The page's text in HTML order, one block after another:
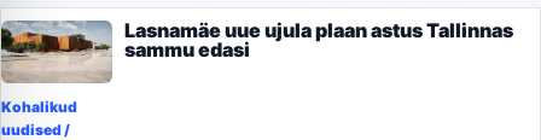
Lasnamäe uue ujula plaan astus Tallinnas
sammu edasi
Kohalikud
uudised/